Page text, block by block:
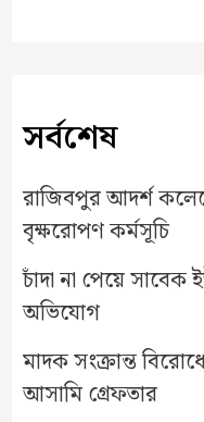
সর্বশেষ
রাজিবপুর আদর্শ
বৃক্ষরোপণ কর্মসূচি
চাঁদা না পেয়ে সাবেক
অভিযোগ
মাদক সংক্রান্ত
আসামি গ্রেফতার